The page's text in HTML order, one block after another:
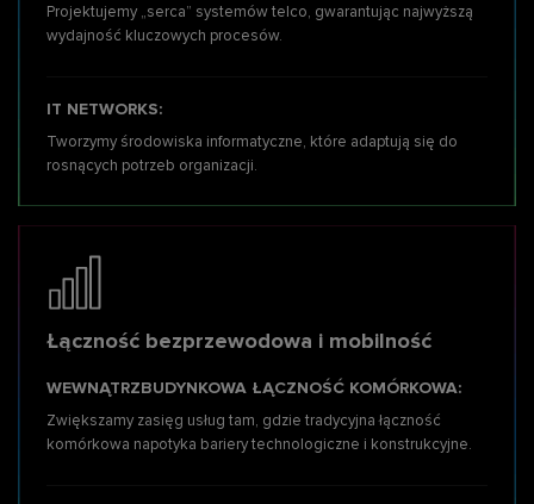
Projektujemy „serca” systemów telco, gwarantując najwyższą
wydajność kluczowych procesów.
IT NETWORKS:
Tworzymy środowiska informatyczne, które adaptują się do
rosnących potrzeb organizacji.
Łączność bezprzewodowa i mobilność
WEWNĄTRZBUDYNKOWA ŁĄCZNOŚĆ KOMÓRKOWA:
Zwiększamy zasięg usług tam, gdzie tradycyjna łączność
komórkowa napotyka bariery technologiczne i konstrukcyjne.